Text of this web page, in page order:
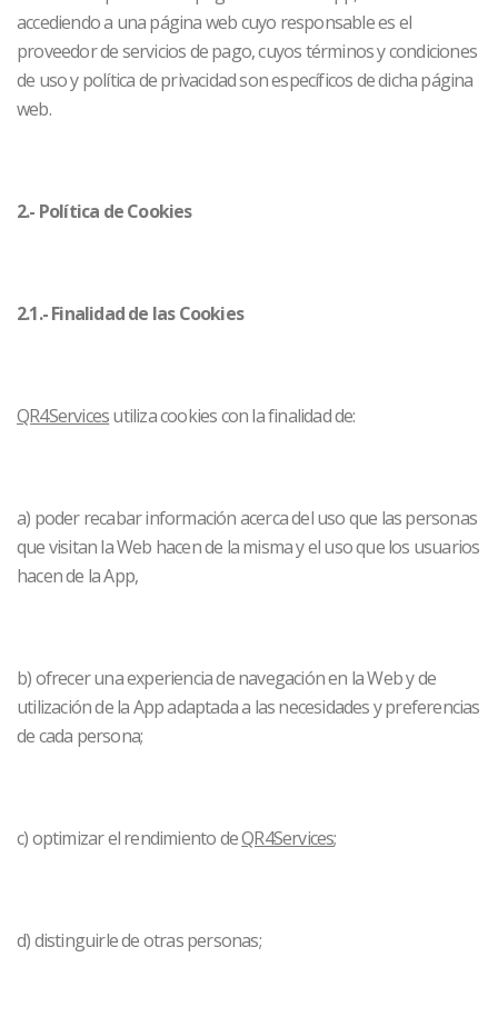
accediendo a una página web cuyo responsable es el
proveedor de servicios de pago, cuyos términos y condiciones
de uso y política de privacidad son específicos de dicha página
web.
2.- Política de Cookies
2.1.- Finalidad de las Cookies
QR4Servicesutiliza cookies con la finalidad de:
a) poder recabar información acerca del uso que las personas
que visitan la Web hacen de la misma y el uso que los usuarios
hacen de la App,
b) ofrecer una experiencia de navegación en la Web y de
utilización de la App adaptada a las necesidades y preferencias
de cada persona;
c) optimizar el rendimiento deQR4Services;
d) distinguirle de otras personas;